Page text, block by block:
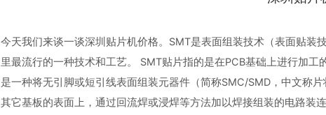
今天我们来谈一谈深圳贴片机价格。SMT是表面组装技术（表面贴
里最流行的一种技术和工艺。 SMT贴片指的是在PCB基础上进行加
是一种将无引脚或短引线表面组装元器件（简称SMC/SMD，中文称
其它基板的表面上，通过回流焊或浸焊等方法加以焊接组装的电路装连